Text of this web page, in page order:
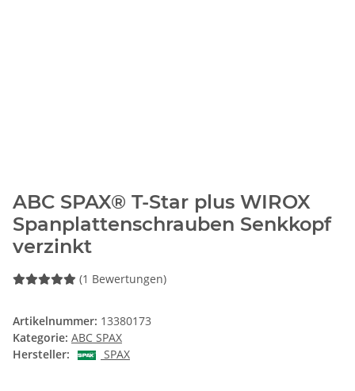
ABC SPAX® T-Star plus WIROX
Spanplattenschrauben Senkkopf
verzinkt
(1 Bewertungen)
Artikelnummer: 13380173
Kategorie: ABC SPAX
Hersteller:
SPAX